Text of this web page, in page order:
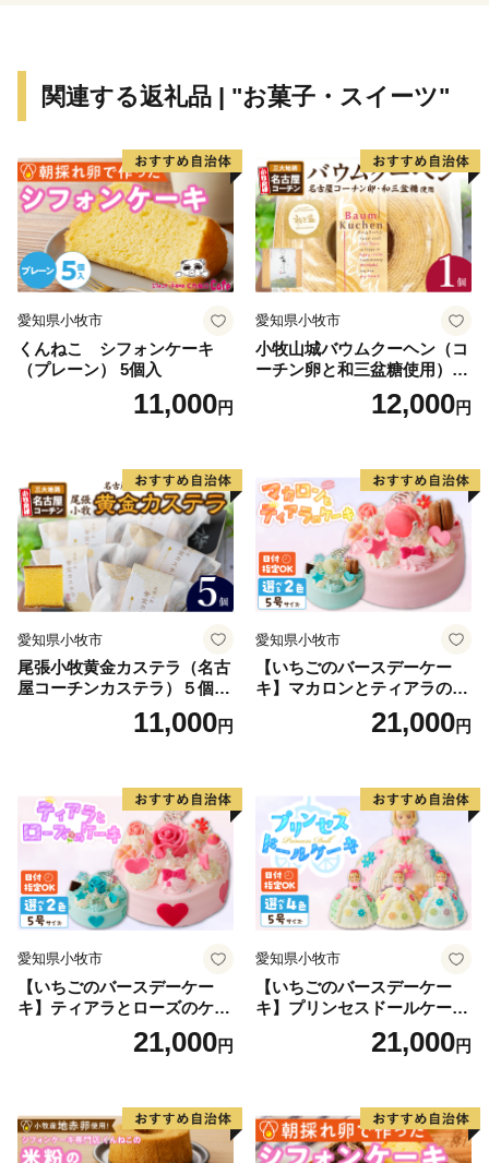
関連する返礼品 | "お菓子・スイーツ"
愛知県小牧市
くんねこ シフォンケーキ
（プレーン） 5個入
11,000円
愛知県小牧市
小牧山城バウムクーヘン（コ
ーチン卵と和三盆糖使用）
名古屋コーチン バームクー
ヘン 和三盆 小牧銘菓 バウム
12,000円
愛知県小牧市
尾張小牧黄金カステラ（名古
屋コーチンカステラ）５個入
名古屋コーチン カステラ ザ
ラメ 常温 愛知県 小牧市 アン
11,000円
愛知県小牧市
【いちごのバースデーケー
キ】マカロンとティアラのケ
ーキ スイーツ 日時指定可 デ
ザート 洋菓子 お取り寄せ 愛
デコレーションケーキ ホー
ルケーキ
21,000円
愛知県小牧市
【いちごのバースデーケー
キ】ティアラとローズのケー
キ スイーツ デザート 洋菓
子 お取り寄せ 愛知県 小牧市
レーション ホールケーキ 日
時指定可
21,000円
愛知県小牧市
【いちごのバースデーケー
キ】プリンセスドールケーキ
日時指定可 スイーツ デザー
ト 洋菓子 お取り寄せ 愛知県
デコレーションケーキ ホー
ルケーキ 人形 かわいい こど
も
21,000円